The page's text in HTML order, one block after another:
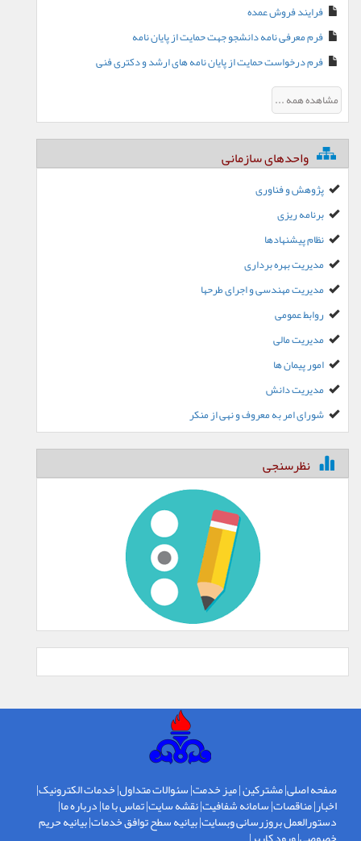
فرایند فروش عمده
فرم معرفی نامه دانشجو جهت حمایت از پایان نامه
فرم درخواست حمایت از پایان نامه های ارشد و دکتری فنی
مشاهده همه ...
واحدهای سازمانی
پژوهش و فناوری
برنامه ریزی
نظام پیشنهادها
مدیریت بهره برداری
مدیریت مهندسی و اجرای طرحها
روابط عمومی
مدیریت مالی
امور پیمان ها
مدیریت دانش
شورای امر به معروف و نهی از منکر
نظرسنجی
صفحه اصلی|مشترکین|میز خدمت|سئوالات متداول|خدمات الکترونیک|
اخبار|مناقصات|سامانه شفافیت|نقشه سایت|تماس با ما|درباره ما|
دستورالعمل بروزرسانی وبسایت|بیانیه سطح توافق خدمات|بیانیه حریم